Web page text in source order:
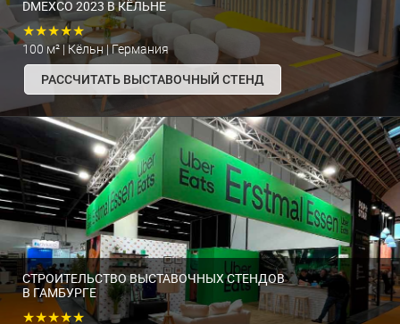
DMEXCO 2023 В КЁЛЬНЕ
★★★★★
100 м² | Кёльн | Германия
РАССЧИТАТЬ ВЫСТАВОЧНЫЙ СТЕНД
СТРОИТЕЛЬСТВО ВЫСТАВОЧНЫХ СТЕНДОВ
В ГАМБУРГЕ
★★★★★